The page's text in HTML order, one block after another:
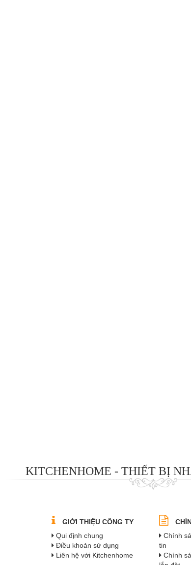
KITCHENHOME - THIẾT BỊ
GIỚI THIỆU CÔNG TY
Qui định chung
Điều khoản sử dụng
Liên hệ với Kitchenhome
Chính
tin
Chính